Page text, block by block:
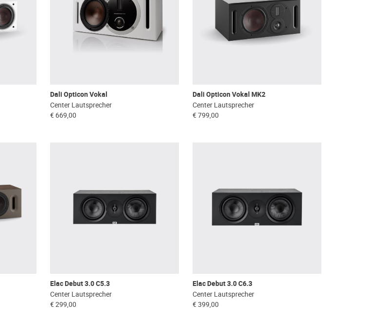
Dali Opticon Vokal
Center Lautsprecher
€ 669,00
Dali Opticon Vokal MK2
Center Lautsprecher
€ 799,00
Elac Debut 3.0 C5.3
Center Lautsprecher
€ 299,00
Elac Debut 3.0 C6.3
Center Lautsprecher
€ 399,00